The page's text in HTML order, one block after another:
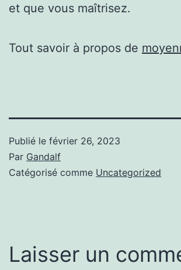
et que vous maîtrisez.
Tout savoir à propos de
Publié le février 26, 2023
Par Gandalf
Catégorisé comme Uncategorized
Laisser un